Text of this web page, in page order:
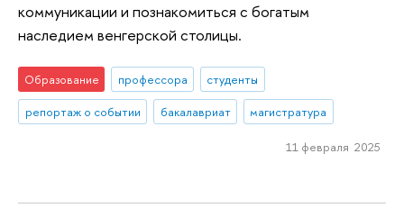
коммуникации и познакомиться с богатым
наследием венгерской столицы.
Образование профессора
студенты
репортаж о событии
бакалавриат магистратура
11 февраля 2025